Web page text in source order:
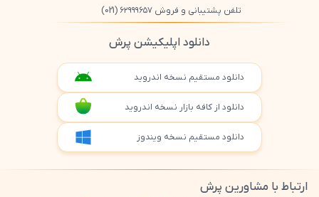
تلفن پشتیبانی و فروش ۶۲۹۹۹۶۵۷ (021)
دانلود اپلیکیشن پرش
دانلود مستقیم نسخه اندروید
دانلود از کافه بازار نسخه اندروید
دانلود مستقیم نسخه ویندوز
ارتباط با مشاورین پرش